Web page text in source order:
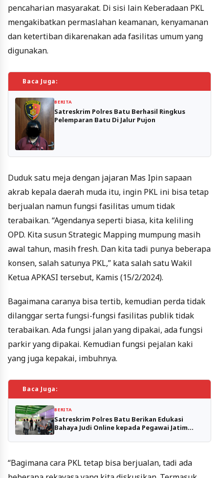
pencaharian masyarakat. Di sisi lain Keberadaan PKL
mengakibatkan permaslahan keamanan, kenyamanan
dan ketertiban dikarenakan ada fasilitas umum yang
digunakan.
Baca Juga:
BERITA
Satreskrim Polres Batu Berhasil Ringkus
Pelemparan Batu Di Jalur Pujon
Duduk satu meja dengan jajaran Mas Ipin sapaan
akrab kepala daerah muda itu, ingin PKL ini bisa tetap
berjualan namun fungsi fasilitas umum tidak
terabaikan. “Agendanya seperti biasa, kita keliling
OPD. Kita susun Strategic Mapping mumpung masih
awal tahun, masih fresh. Dan kita tadi punya beberapa
konsen, salah satunya PKL,” kata salah satu Wakil
Ketua APKASI tersebut, Kamis (15/2/2024).
Bagaimana caranya bisa tertib, kemudian perda tidak
dilanggar serta fungsi-fungsi fasilitas publik tidak
terabaikan. Ada fungsi jalan yang dipakai, ada fungsi
parkir yang dipakai. Kemudian fungsi pejalan kaki
yang juga kepakai, imbuhnya.
Baca Juga:
BERITA
Satreskrim Polres Batu Berikan Edukasi
Bahaya Judi Online kepada Pegawai Jatim
“Bagimana cara PKL tetap bisa berjualan, tadi ada